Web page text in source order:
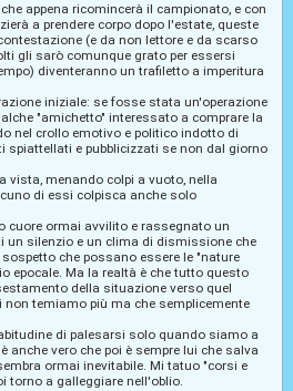
appena ricomincerà il campionato, e con
a prendere corpo dopo l'estate, queste
(e da non lettore e da scarso
gli sarò comunque grato per essersi
diventeranno un trafiletto a imperitura
iniziale: se fosse stata un'operazione
"amichetto" interessato a comprare la
nel crollo emotivo e politico indotto di
spiattellati e pubblicizzati se non dal giorno
vista, menando colpi a vuoto, nella
di essi colpisca anche solo
cuore ormai avvilito e rassegnato un
un silenzio e un clima di dismissione che
che possano essere le "nature
epocale. Ma la realtà è che tutto questo
della situazione verso quel
temiamo più ma che semplicemente
di palesarsi solo quando siamo a
anche vero che poi è sempre lui che salva
ormai inevitabile. Mi tatuo "corsi e
torno a galleggiare nell'oblio.